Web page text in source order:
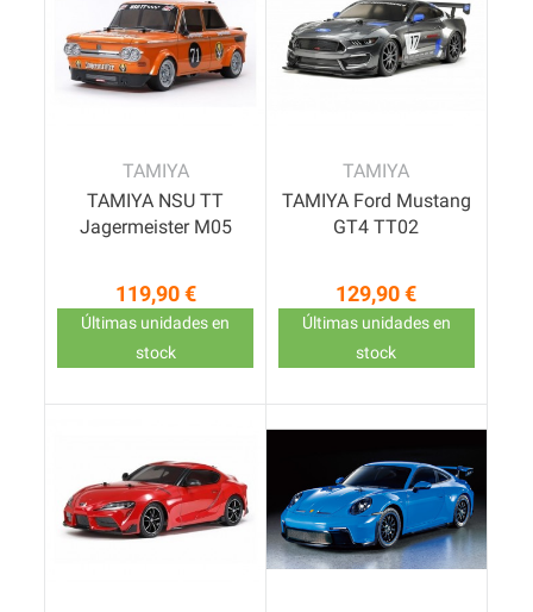
TAMIYA
TAMIYA NSU TT
Jagermeister M05
Precio
119,90 €
Últimas unidades en
stock
TAMIYA
TAMIYA Ford Mustang
GT4 TT02
Precio
129,90 €
Últimas unidades en
stock